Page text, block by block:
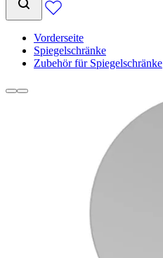
Vorderseite
Spiegelschränke
Zubehör für Spiegelschränke